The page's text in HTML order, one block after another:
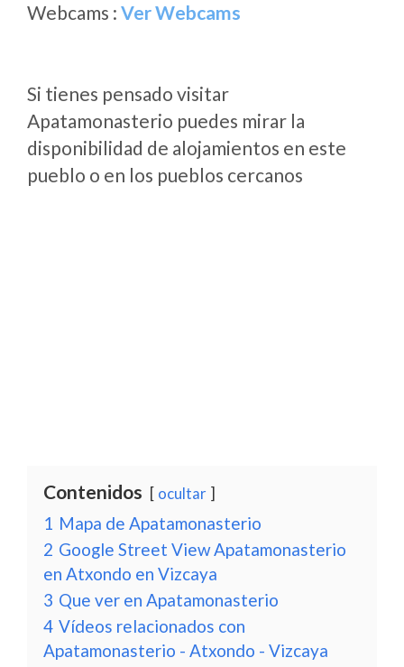
Webcams : Ver Webcams
Si tienes pensado visitar
Apatamonasterio puedes mirar la
disponibilidad de alojamientos en este
pueblo o en los pueblos cercanos
Contenidos ocultar
1 Mapa de Apatamonasterio
2 Google Street View Apatamonasterio
en Atxondo en Vizcaya
3 Que ver en Apatamonasterio
4 Vídeos relacionados con
Apatamonasterio - Atxondo - Vizcaya